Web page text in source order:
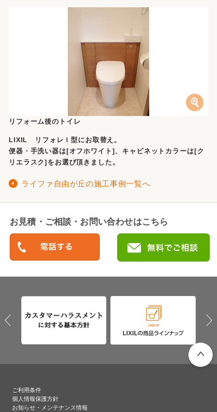
リフォーム後のトイレ
LIXIL リフォレＩ型にお取替え。
便器・手洗い器は[オフホワイト]、キャビネットカラーは[ク
リエラスク]をお選び頂きました。
ライファ自由が丘の施工事例一覧へ
お見積・ご相談・お問い合わせはこちら
ご利用条件
個人情報保護方針
お知らせ・メンテナンス情報